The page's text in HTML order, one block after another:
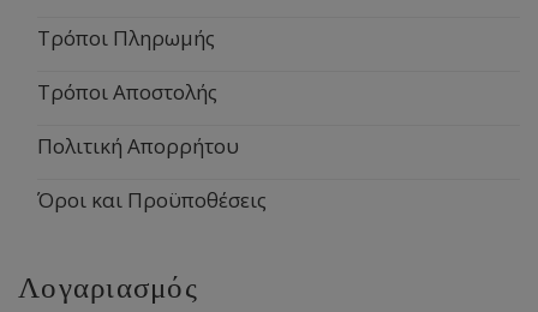
Τρόποι Πληρωμής
Τρόποι Αποστολής
Πολιτική Απορρήτου
Όροι και Προϋποθέσεις
Λογαριασμός